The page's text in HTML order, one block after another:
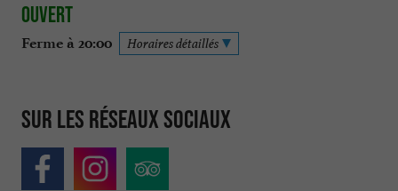
Ouvert
Ferme à 20:00 Horaires détaillés
Sur les réseaux sociaux